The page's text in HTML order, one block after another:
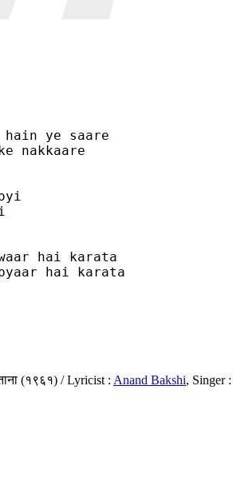
hain ye saare
nakkaare
hai karata
hai karata
(१९६१) / Lyricist : Anand Bakshi, Singer :